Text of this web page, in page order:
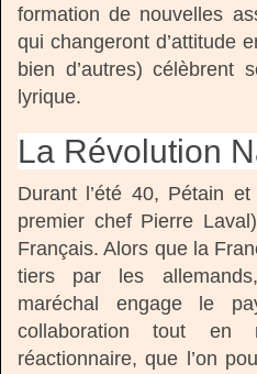
formation de nouvelles
qui changeront d’attitude
bien d’autres) célèbrent
lyrique.
La Révolution
Durant l’été 40, Pétain
premier chef Pierre
Français. Alors que la
tiers par les
maréchal engage le
collaboration tout en
réactionnaire, que l’on